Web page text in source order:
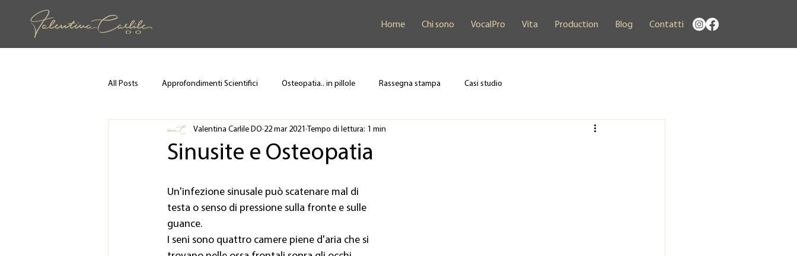
Home Chi sono VocalPro Vita Production Blog Contatti
All Posts Approfondimenti Scientifici Osteopatia.. in pillole Rassegna stampa Casi studio
Sinusite e Osteopatia
Valentina Carlile DO 22 mar 2021 Tempo di lettura: 1 min
Un'infezione sinusale può scatenare mal di
testa o senso di pressione sulla fronte e sulle
guance.
I seni sono quattro camere piene d'aria che si